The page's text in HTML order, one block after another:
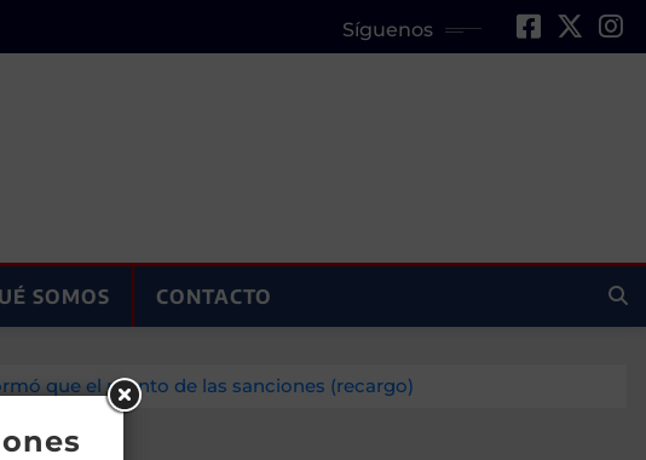
Síguenos
SOMOS CONTACTO
que el monto de las sanciones (recargo)